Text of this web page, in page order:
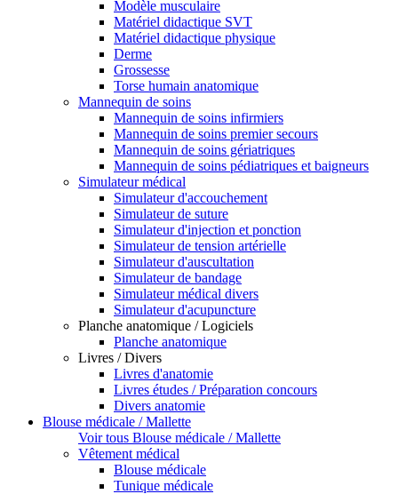
Modèle musculaire
Matériel didactique SVT
Matériel didactique physique
Derme
Grossesse
Torse humain anatomique
Mannequin de soins
Mannequin de soins infirmiers
Mannequin de soins premier secours
Mannequin de soins gériatriques
Mannequin de soins pédiatriques et baigneurs
Simulateur médical
Simulateur d'accouchement
Simulateur de suture
Simulateur d'injection et ponction
Simulateur de tension artérielle
Simulateur d'auscultation
Simulateur de bandage
Simulateur médical divers
Simulateur d'acupuncture
Planche anatomique / Logiciels
Planche anatomique
Livres / Divers
Livres d'anatomie
Livres études / Préparation concours
Divers anatomie
Blouse médicale / Mallette
Voir tous Blouse médicale / Mallette
Vêtement médical
Blouse médicale
Tunique médicale